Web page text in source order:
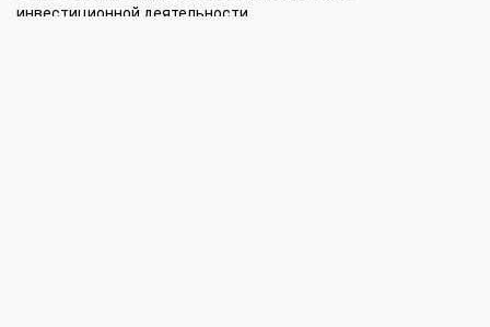
инвестиционной деятельности